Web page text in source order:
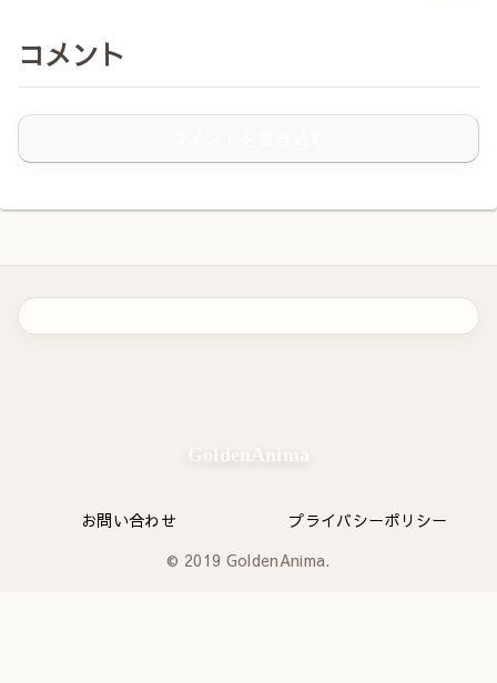
コメント
お問い合わせ
プライバシーポリシー
© 2019 GoldenAnima.